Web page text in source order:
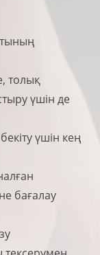
толық
үшін де
үшін кең
бағалау